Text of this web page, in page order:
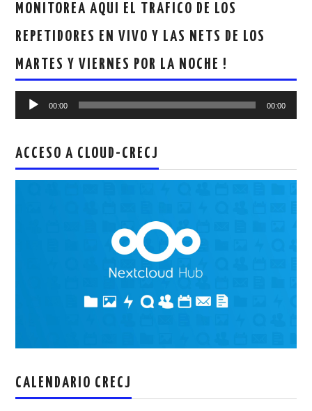
MONITOREA AQUI EL TRAFICO DE LOS
REPETIDORES EN VIVO Y LAS NETS DE LOS
MARTES Y VIERNES POR LA NOCHE !
Reproductor
00:00 00:00
ACCESO A CLOUD-CRECJ
CALENDARIO CRECJ